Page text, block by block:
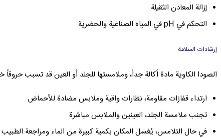
إزالة المعادن الثقيلة
التحكم في pH في المياه الصناعية والحضرية
إرشادات السلامة
الصودا الكاوية مادة أكالة جداً، وملامستها للجلد أو العين قد تسبب
ارتداء قفازات مقاومة، نظارات واقية وملابس مضادة للأحماض
تجنب ملامسة الجلد، العينين والملابس مباشرة
في حال التلامس، يُغسل المكان بكمية كبيرة من الماء ومراجعة الطبيب